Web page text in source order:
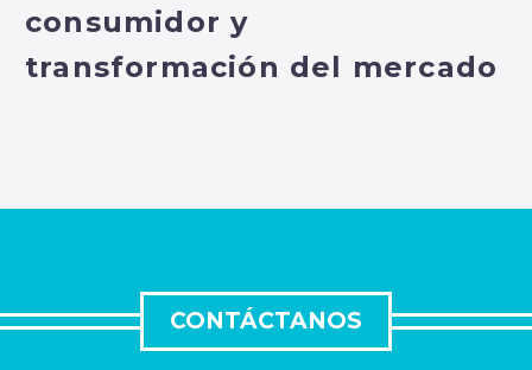
consumidor y
transformación del mercado
CONTÁCTANOS